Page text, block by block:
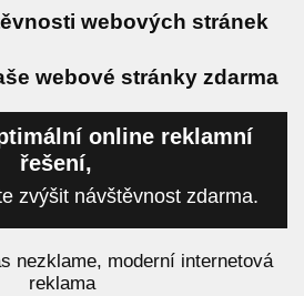
webových stránek
webové stránky zdarma
online reklamní
řešení,
zvýšit návštěvnost zdarma.
nezklame, moderní internetová
reklama